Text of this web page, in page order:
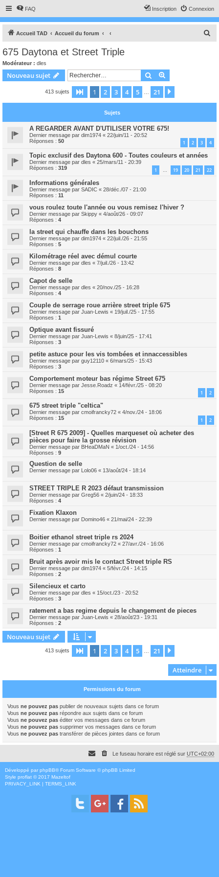
FAQ Connexion
Inscription
Accueil TAD Accueil du forum
c
r
675 Daytona et Street Triple
Modérateur : dles
Nouveau sujet Rechercher
413 sujets Page 1sur21
1 2 3 4 5 21
Sujets
A REGARDER AVANT D'UTILISER VOTRE 675!
Dernier message par dim1974 « 22/juin/11 - 20:52
Réponses : 50 1 2 3 4
Topic exclusif des Daytona 600 - Toutes couleurs et années
Dernier message par dles « 25/mars/11 - 20:39
Réponses : 319 1 … 19 20 21 22
Informations générales
Dernier message par SADIC « 28/déc./07 - 21:00
Réponses : 11
vous roulez toute l'année ou vous remisez l'hiver ?
Dernier message par Skippy « 4/août/26 - 09:07
Réponses : 4
la street qui chauffe dans les bouchons
Dernier message par dim1974 « 22/juil./26 - 21:55
Réponses : 5
Kilométrage réel avec démul courte
Dernier message par dles « 7/juil./26 - 13:42
Réponses : 8
Capot de selle
Dernier message par dles « 20/nov./25 - 16:28
Réponses : 4
Couple de serrage roue arrière street triple 675
Dernier message par Juan-Lewis « 19/juil./25 - 17:55
Réponses : 1
Optique avant fissuré
Dernier message par Juan-Lewis « 8/juin/25 - 17:41
Réponses : 3
petite astuce pour les vis tombées et innaccessibles
Dernier message par guy12110 « 6/mars/25 - 15:43
Réponses : 3
Comportement moteur bas régime Street 675
Dernier message par Jesse.Roadz « 14/févr./25 - 08:20
Réponses : 15 1 2
675 street triple "celtica"
Dernier message par cmoifrancky72 « 4/nov./24 - 18:06
Réponses : 15 1 2
[Street R 675 2009] - Quelles marqueset où acheter des
pièces pour faire la grosse révision
Dernier message par BHeaDMaN « 1/oct./24 - 14:56
Réponses : 9
Question de selle
Dernier message par Lolo06 « 13/août/24 - 18:14
STREET TRIPLE R 2023 défaut transmission
Dernier message par Greg56 « 2/juin/24 - 18:33
Réponses : 4
Fixation Klaxon
Dernier message par Domino46 « 21/mai/24 - 22:39
Boitier ethanol street triple rs 2024
Dernier message par cmoifrancky72 « 27/avr./24 - 16:06
Réponses : 1
Bruit après avoir mis le contact Street triple RS
Dernier message par dim1974 « 5/févr./24 - 14:15
Réponses : 2
Silencieux et carto
Dernier message par dles « 15/oct./23 - 20:52
Réponses : 3
ratement a bas regime depuis le changement de pieces
Dernier message par Juan-Lewis « 28/août/23 - 19:31
Réponses : 2
Nouveau sujet
413 sujets Page 1sur21
1 2 3 4 5 21
Atteindre
Permissions du forum
Vous ne pouvez pas publier de nouveaux sujets dans ce forum
Vous ne pouvez pas répondre aux sujets dans ce forum
Vous ne pouvez pas éditer vos messages dans ce forum
Vous ne pouvez pas supprimer vos messages dans ce forum
Vous ne pouvez pas transférer de pièces jointes dans ce forum
Le fuseau horaire est réglé sur UTC+02:00
Développé par phpBB® Forum Software © phpBB Limited
Style proflat © 2017 Mazeltof
PRIVACY_LINK | TERMS_LINK